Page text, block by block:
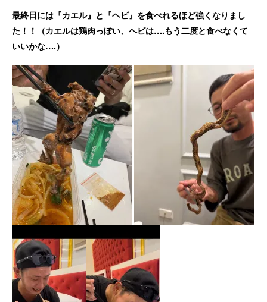
最終日には『カエル』と『ヘビ』を食べれるほど強くなりまし
た！！（カエルは鶏肉っぽい、ヘビは….もう二度と食べなくて
いいかな….）